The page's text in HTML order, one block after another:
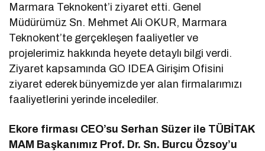
Marmara Teknokent’i ziyaret etti. Genel
Müdürümüz Sn. Mehmet Ali OKUR, Marmara
Teknokent’te gerçekleşen faaliyetler ve
projelerimiz hakkında heyete detaylı bilgi verdi.
Ziyaret kapsamında GO IDEA Girişim Ofisini
ziyaret ederek bünyemizde yer alan firmalarımızı
faaliyetlerini yerinde incelediler.
Ekore firması CEO’su Serhan Süzer ile TÜBİTAK
MAM Başkanımız Prof. Dr. Sn. Burcu Özsoy’u